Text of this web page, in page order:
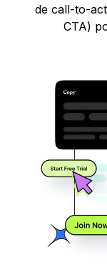
de call-to-
CTA)